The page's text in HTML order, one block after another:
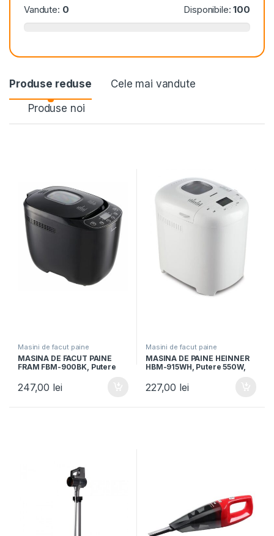
Vandute: 0 Disponibile:100
Produse reduse
Cele mai vandute
Produse noi
Masini de facut paine
MASINA DE FACUT PAINE
FRAM FBM-900BK, Putere
1000g, 12 programe, Functie
mentinere la cald 30 min,
247,00 lei
Masini de facut paine
MASINA DE PAINE HEINNER
HBM-915WH, Putere 550W,
programe, Alb
227,00 lei